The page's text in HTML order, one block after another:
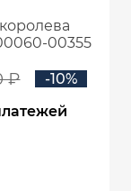
00355
₽
-10%